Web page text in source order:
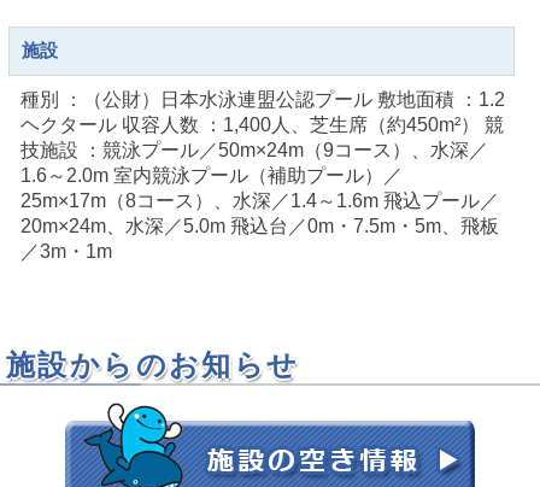
施設
種別 ：（公財）日本水泳連盟公認プール 敷地面積 ：1.2
ヘクタール 収容人数 ：1,400人、芝生席（約450m²） 競
技施設 ：競泳プール／50m×24m（9コース）、水深／
1.6～2.0m 室内競泳プール（補助プール）／
25m×17m（8コース）、水深／1.4～1.6m 飛込プール／
20m×24m、水深／5.0m 飛込台／0m・7.5m・5m、飛板
／3m・1m
施設からのお知らせ